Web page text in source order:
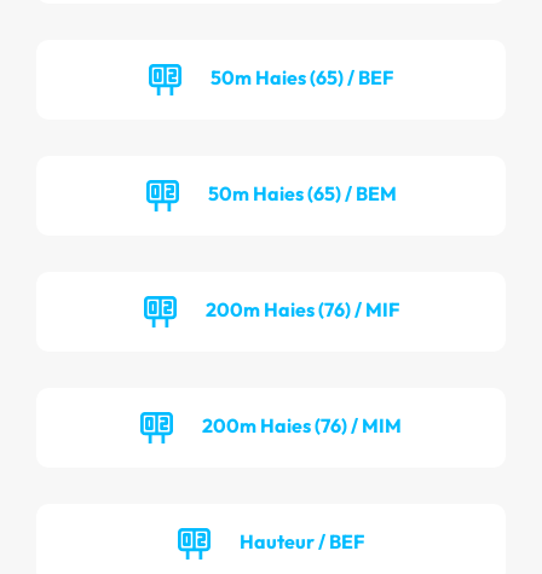
50m Haies (65) / BEF
50m Haies (65) / BEM
200m Haies (76) / MIF
200m Haies (76) / MIM
Hauteur / BEF